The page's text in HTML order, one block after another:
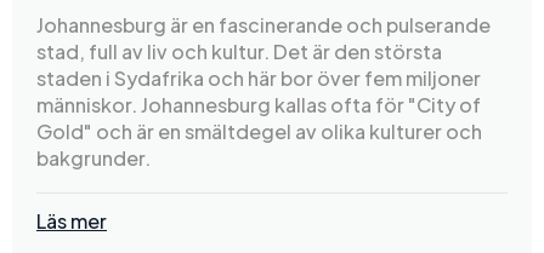
Johannesburg är en fascinerande och pulserande
stad, full av liv och kultur. Det är den största
staden i Sydafrika och här bor över fem miljoner
människor. Johannesburg kallas ofta för "City of
Gold" och är en smältdegel av olika kulturer och
bakgrunder.
Läs mer